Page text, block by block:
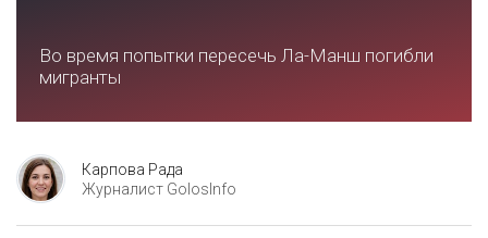
Во время попытки пересечь Ла-Манш погибли
мигранты
Карпова Рада
Журналист GolosInfo